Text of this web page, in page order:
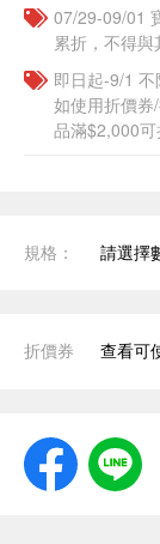
07/29-09/01
累折，不得
即日起-9/1
如使用折價券
品滿$2,000
規格： 請選擇
折價券 查看可